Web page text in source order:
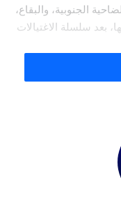
الجنوبية، والبقاع،
بعد سلسلة الاغتيالات
الارضية، زاد حزب الله
في
التواصل تلك وصولا